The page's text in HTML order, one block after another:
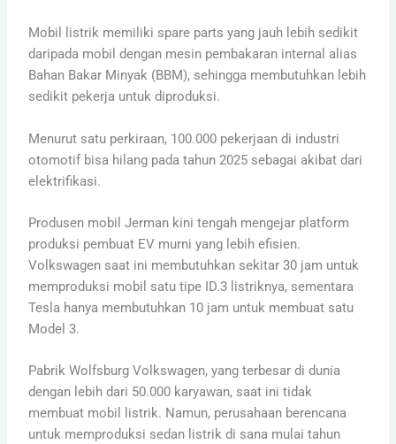
Mobil listrik memiliki spare parts yang jauh lebih sedikit
daripada mobil dengan mesin pembakaran internal alias
Bahan Bakar Minyak (BBM), sehingga membutuhkan lebih
sedikit pekerja untuk diproduksi.
Menurut satu perkiraan, 100.000 pekerjaan di industri
otomotif bisa hilang pada tahun 2025 sebagai akibat dari
elektrifikasi.
Produsen mobil Jerman kini tengah mengejar platform
produksi pembuat EV murni yang lebih efisien.
Volkswagen saat ini membutuhkan sekitar 30 jam untuk
memproduksi mobil satu tipe ID.3 listriknya, sementara
Tesla hanya membutuhkan 10 jam untuk membuat satu
Model 3.
Pabrik Wolfsburg Volkswagen, yang terbesar di dunia
dengan lebih dari 50.000 karyawan, saat ini tidak
membuat mobil listrik. Namun, perusahaan berencana
untuk memproduksi sedan listrik di sana mulai tahun